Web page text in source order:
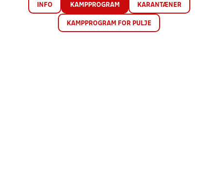
INFO KAMPPROGRAM KARANTÆNER
KAMPPROGRAM FOR PULJE